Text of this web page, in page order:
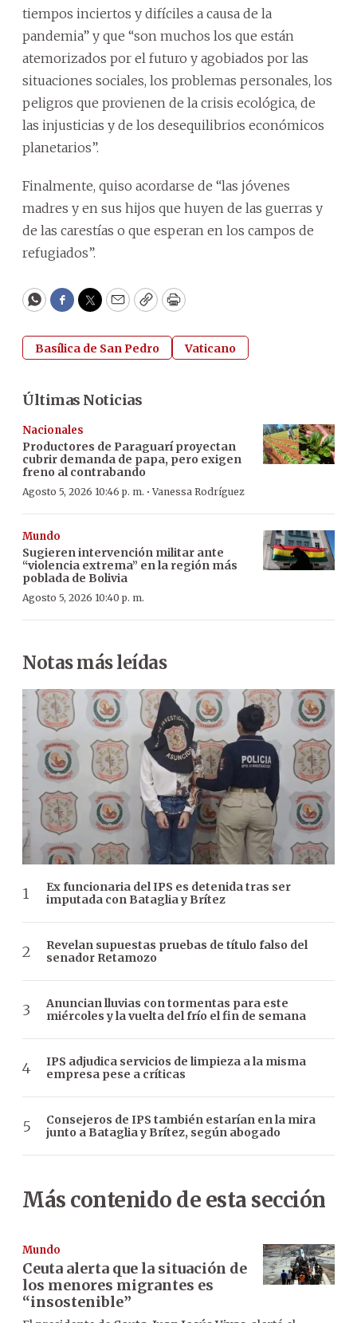
tiempos inciertos y difíciles a causa de la
pandemia” y que “son muchos los que están
atemorizados por el futuro y agobiados por las
situaciones sociales, los problemas personales, los
peligros que provienen de la crisis ecológica, de
las injusticias y de los desequilibrios económicos
planetarios”.
Finalmente, quiso acordarse de “las jóvenes
madres y en sus hijos que huyen de las guerras y
de las carestías o que esperan en los campos de
refugiados”.
WhatsApp
Facebook
Twitter
EmailCopyPrint
Basílica de San Pedro Vaticano
Últimas Noticias
Nacionales
Productores de Paraguarí proyectan
cubrir demanda de papa, pero exigen
freno al contrabando
Agosto 5, 2026 10:46 p. m. ·Vanessa Rodríguez
Mundo
Sugieren intervención militar ante
“violencia extrema” en la región más
poblada de Bolivia
Agosto 5, 2026 10:40 p. m.
Notas más leídas
Ex funcionaria del IPS es detenida tras ser
imputada con Bataglia y Brítez
Revelan supuestas pruebas de título falso del
senador Retamozo
Anuncian lluvias con tormentas para este
miércoles y la vuelta del frío el fin de semana
IPS adjudica servicios de limpieza a la misma
empresa pese a críticas
Consejeros de IPS también estarían en la mira
junto a Bataglia y Brítez, según abogado
Más contenido de esta sección
Mundo
Ceuta alerta que la situación de
los menores migrantes es
“insostenible”